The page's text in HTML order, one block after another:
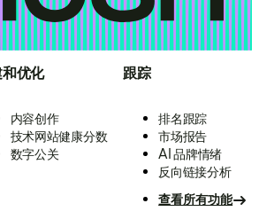
优化
内容创作
技术网站健康分数
数字公关
跟踪
排名跟踪
市场报告
AI 品牌情绪
反向链接分析
查看所有功能